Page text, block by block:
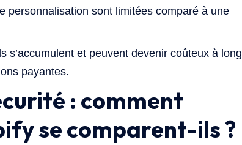
personnalisation sont limitées comparé à une
s’accumulent et peuvent devenir coûteux à long
payantes.
: comment
se comparent-ils ?